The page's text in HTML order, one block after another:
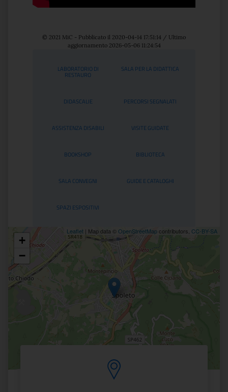
© 2021 MiC - Pubblicato il 2020-04-14 17:51:14 / Ultimo
aggiornamento 2026-05-06 11:24:54
LABORATORIO DI
RESTAURO
SALA PER LA DIDATTICA
DIDASCALIE PERCORSI SEGNALATI
ASSISTENZA DISABILI VISITE GUIDATE
BOOKSHOP BIBLIOTECA
SALA CONVEGNI GUIDE E CATALOGHI
SPAZI ESPOSITIVI
Posizione
+
−
Leaflet | Map data © OpenStreetMapcontributors, CC-BY-SA